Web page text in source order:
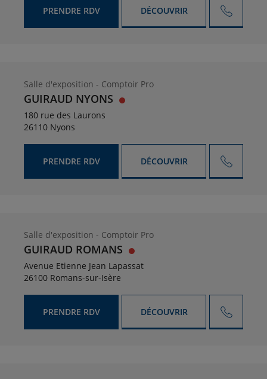
DÉCOUVRIR
PRENDRE RDV
Salle d'exposition - Comptoir Pro
GUIRAUD NYONS
180 rue des Laurons
26110 Nyons
DÉCOUVRIR
PRENDRE RDV
Salle d'exposition - Comptoir Pro
GUIRAUD ROMANS
Avenue Etienne Jean Lapassat
26100 Romans-sur-Isère
DÉCOUVRIR
PRENDRE RDV